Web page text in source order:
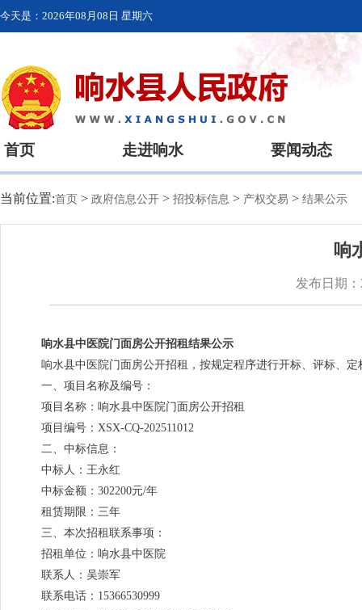
今天是： 2026年08月08日 星期六
首页 走进响水 要闻动态
当前位置:首页 > 政府信息公开 > 招投标信息 > 产权交易 > 结果公示
响
发布日期
响水县中医院门面房公开招租结果公示
响水县中医院门面房公开招租，按规定程序进行开标、评标、
一、项目名称及编号：
项目名称：响水县中医院门面房公开招租
项目编号：XSX-CQ-202511012
二、中标信息：
中标人：王永红
中标金额：302200元/年
租赁期限：三年
三、本次招租联系事项：
招租单位：响水县中医院
联系人：吴崇军
联系电话：15366530999